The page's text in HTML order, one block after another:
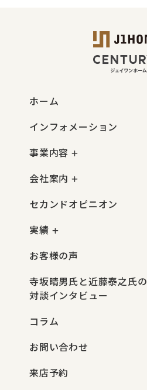
ホーム
インフォメーション
事業内容
会社案内
セカンドオピニオン
実績
お客様の声
寺坂晴男氏と近藤泰之氏の
対談インタビュー
コラム
お問い合わせ
来店予約